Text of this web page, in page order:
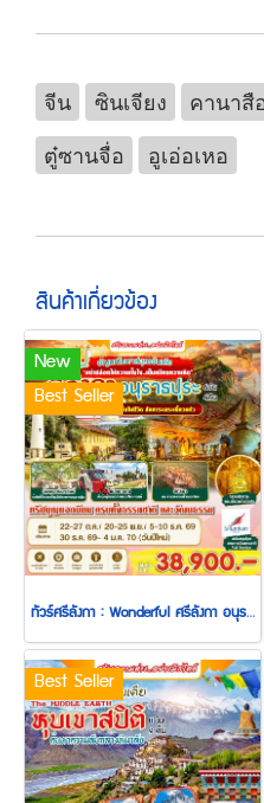
จีน ซินเจียง คานาสื
ตู๋ซานจื่อ
อูเอ่อเหอ
สินค้าเกี่ยวข้อง
New
Best Seller
ทัวร์ศรีลังกา : Wonderful ศรีลังกา อนุราธปุระ 6 วัน 4 คืน (UL)
Best Seller